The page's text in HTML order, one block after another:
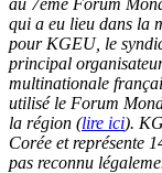
qui a eu lieu dans la
pour KGEU, le
principal
multinationale
utilisé le Forum
la région (lire ici).
Corée et représente
pas reconnu